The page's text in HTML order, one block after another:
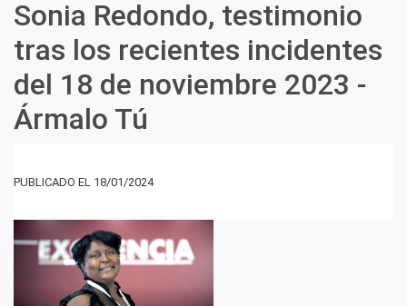
Angel
Mejía,
testimonio
tras
los
incidentes
de
2023
-
Ármalo
Tú
Sonia Redondo, testimonio
tras los recientes incidentes
del 18 de noviembre 2023 -
Ármalo Tú
18/01/2024